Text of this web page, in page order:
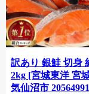
訳あり 銀鮭 切身
2kg [宮城東洋 宮
気仙沼市